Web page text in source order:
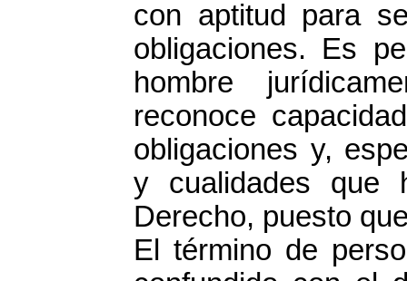
con aptitud para
obligaciones. Es
hombre
reconoce
obligaciones y,
y cualidades que
Derecho, puesto
El término de